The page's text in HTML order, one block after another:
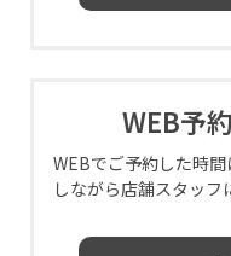
WEB予
WEBでご予約した時
しながら店舗スタッフ